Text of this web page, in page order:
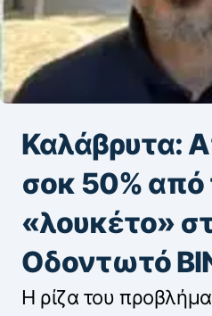
Καλάβρυτα:
σοκ 50% από
«λουκέτο»
Οδοντωτό
Η ρίζα του